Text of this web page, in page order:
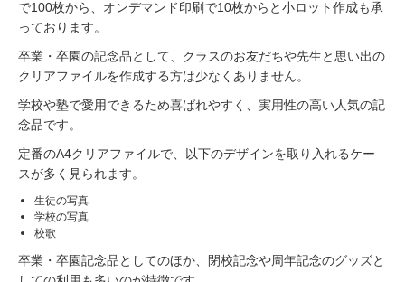
で100枚から、オンデマンド印刷で10枚からと小ロット作成も承
っております。
卒業・卒園の記念品として、クラスのお友だちや先生と思い出の
クリアファイルを作成する方は少なくありません。
学校や塾で愛用できるため喜ばれやすく、実用性の高い人気の記
念品です。
定番のA4クリアファイルで、以下のデザインを取り入れるケー
スが多く見られます。
生徒の写真
学校の写真
校歌
卒業・卒園記念品としてのほか、閉校記念や周年記念のグッズと